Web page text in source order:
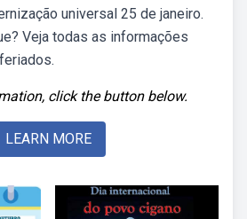
universal 25 de janeiro.
Veja todas as informações
click the button below.
LEARN MORE